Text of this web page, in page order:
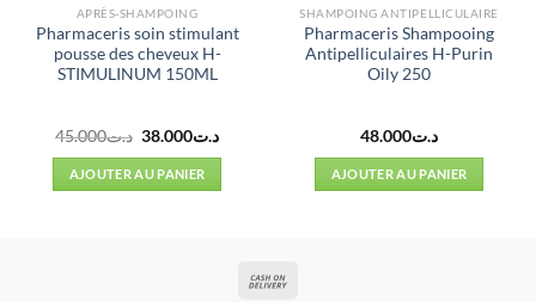
APRÈS-SHAMPOING
Pharmaceris soin stimulant
pousse des cheveux H-
STIMULINUM 150ML
د.ت45.000
Le
initial
était :
د.ت45.000.
د.ت38.000
Le
AJOUTER AU PANIER
SHAMPOING ANTIPELLICULAIRE
Pharmaceris Shampooing
Antipelliculaires H-Purin
Oily 250
د.ت48.000
AJOUTER AU PANIER